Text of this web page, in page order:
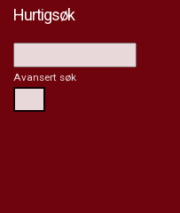
Hurtigsøk
Avansert søk